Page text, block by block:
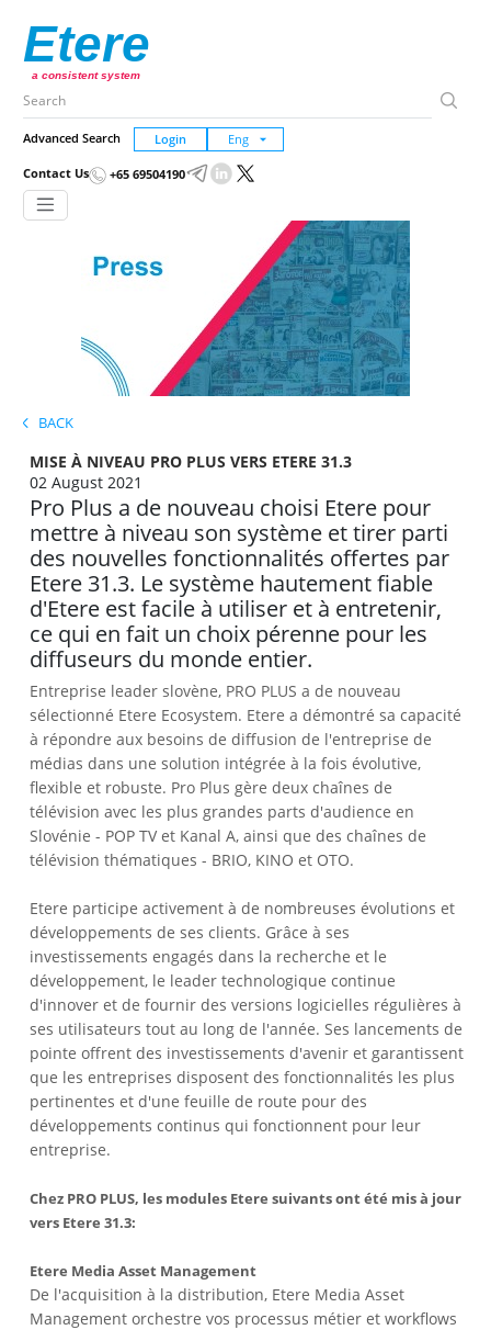
Etere
a consistent system
Advanced Search Login
Contact Us +65 69504190
BACK
MISE À NIVEAU PRO PLUS VERS ETERE 31.3
02 August 2021
Pro Plus a de nouveau choisi Etere pour
mettre à niveau son système et tirer parti
des nouvelles fonctionnalités offertes par
Etere 31.3. Le système hautement fiable
d'Etere est facile à utiliser et à entretenir,
ce qui en fait un choix pérenne pour les
diffuseurs du monde entier.
Entreprise leader slovène, PRO PLUS a de nouveau
sélectionné Etere Ecosystem. Etere a démontré sa capacité
à répondre aux besoins de diffusion de l'entreprise de
médias dans une solution intégrée à la fois évolutive,
flexible et robuste. Pro Plus gère deux chaînes de
télévision avec les plus grandes parts d'audience en
Slovénie - POP TV et Kanal A, ainsi que des chaînes de
télévision thématiques - BRIO, KINO et OTO.
Etere participe activement à de nombreuses évolutions et
développements de ses clients. Grâce à ses
investissements engagés dans la recherche et le
développement, le leader technologique continue
d'innover et de fournir des versions logicielles régulières à
ses utilisateurs tout au long de l'année. Ses lancements de
pointe offrent des investissements d'avenir et garantissent
que les entreprises disposent des fonctionnalités les plus
pertinentes et d'une feuille de route pour des
développements continus qui fonctionnent pour leur
entreprise.
Chez PRO PLUS, les modules Etere suivants ont été mis à jour
vers Etere 31.3:
Etere Media Asset Management
De l'acquisition à la distribution, Etere Media Asset
Management orchestre vos processus métier et workflows